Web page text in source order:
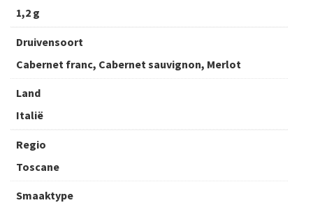
1,2 g
Druivensoort
Cabernet franc, Cabernet sauvignon, Merlot
Land
Italië
Regio
Toscane
Smaaktype